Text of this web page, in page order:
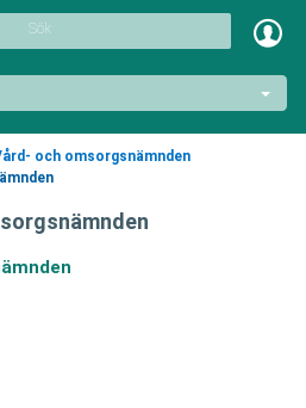
Sök
och omsorgsnämnden